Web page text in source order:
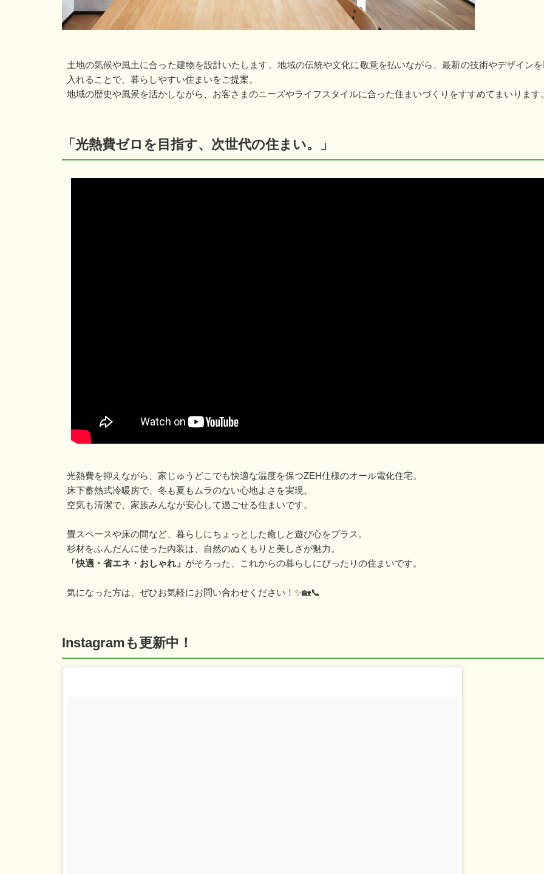
土地の気候や風土に合った建物を設計いたします。地域の伝統や文化に敬意を払いながら、最新の技術やデザイン
入れることで、暮らしやすい住まいをご提案。
地域の歴史や風景を活かしながら、お客さまのニーズやライフスタイルに合った住まいづくりをすすめてまいります
「光熱費ゼロを目指す、次世代の住まい。」
光熱費を抑えながら、家じゅうどこでも快適な温度を保つZEH仕様のオール電化住宅。
床下蓄熱式冷暖房で、冬も夏もムラのない心地よさを実現。
空気も清潔で、家族みんなが安心して過ごせる住まいです。
畳スペースや床の間など、暮らしにちょっとした癒しと遊び心をプラス。
杉材をふんだんに使った内装は、自然のぬくもりと美しさが魅力。
「快適・省エネ・おしゃれ」 がそろった、これからの暮らしにぴったりの住まいです。
気になった方は、ぜひお気軽にお問い合わせください！✨🏡📞
Instagramも更新中！